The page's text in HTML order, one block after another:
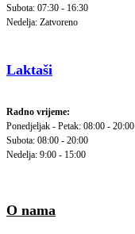
Subota: 07:30 - 16:30
Nedelja: Zatvoreno
Laktaši
Radno vrijeme:
Ponedjeljak - Petak: 08:00 - 20:00
Subota: 08:00 - 20:00
Nedelja: 9:00 - 15:00
O nama